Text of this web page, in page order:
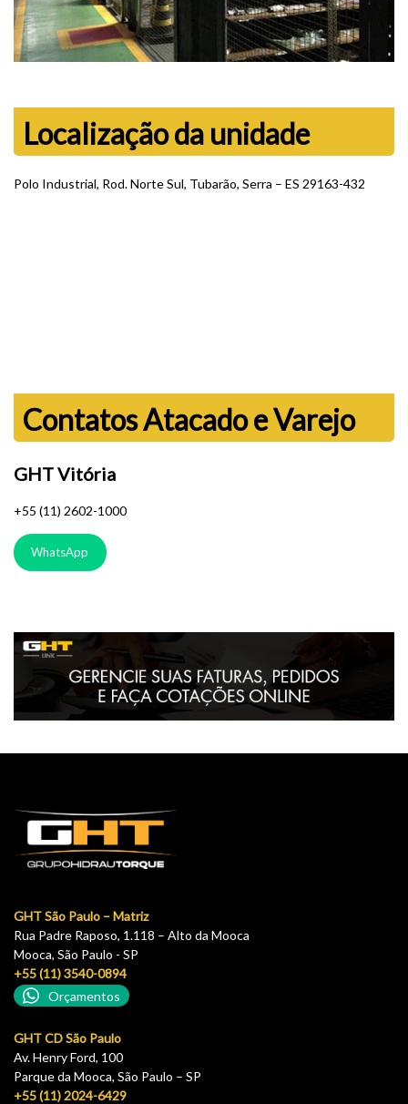
Localização da unidade
Polo Industrial, Rod. Norte Sul, Tubarão, Serra – ES 29163-432
Contatos Atacado e Varejo
GHT Vitória
+55 (11) 2602-1000
WhatsApp
GHT São Paulo – Matriz
Rua Padre Raposo, 1.118 – Alto da Mooca
Mooca, São Paulo - SP
+55 (11) 3540-0894
Orçamentos
GHT CD São Paulo
Av. Henry Ford, 100
Parque da Mooca, São Paulo – SP
+55 (11) 2024-6429